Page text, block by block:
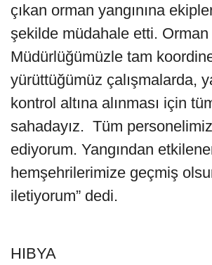
çıkan orman yangınına
şekilde müdahale etti.
Müdürlüğümüzle tam
yürüttüğümüz çalışmalarda,
kontrol altına alınması için
sahadayız. Tüm
ediyorum. Yangından
hemşehrilerimize geçmiş
iletiyorum” dedi.
HIBYA